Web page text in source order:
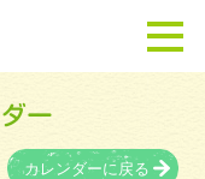
カレンダーに戻る